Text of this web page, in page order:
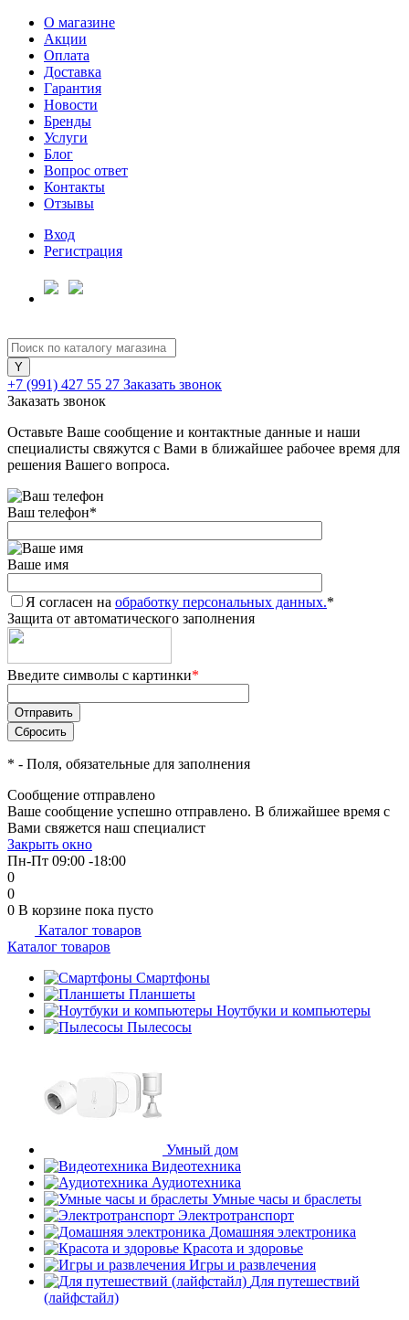
О магазине
Акции
Оплата
Доставка
Гарантия
Новости
Бренды
Услуги
Блог
Вопрос ответ
Контакты
Отзывы
Вход
Регистрация
+7 (991) 427 55 27 Заказать звонок
Заказать звонок
Оставьте Ваше сообщение и контактные данные и наши
специалисты свяжутся с Вами в ближайшее рабочее время для
решения Вашего вопроса.
Ваш телефон*
Ваше имя
Я согласен на обработку персональных данных.*
Защита от автоматического заполнения
Введите символы с картинки*
* - Поля, обязательные для заполнения
Сообщение отправлено
Ваше сообщение успешно отправлено. В ближайшее время с
Вами свяжется наш специалист
Закрыть окно
Пн-Пт 09:00 -18:00
0
0
0 В корзине пока пусто
Каталог товаров
Каталог товаров
Смартфоны
Планшеты
Ноутбуки и компьютеры
Пылесосы
Умный дом
Видеотехника
Аудиотехника
Умные часы и браслеты
Электротранспорт
Домашняя электроника
Красота и здоровье
Игры и развлечения
Для путешествий
(лайфстайл)
Для клиентов всех банков
Разбейте
оплатуна части
без переплат
График платежей
Сегодня
25%
Добавляйте товары
в корзину
Оплачивайте сегодня только
25% картой любого банка
Получайте товар
выбранный способом
Оставшиеся75% будут
списыватьсяс вашей карты
по
Подробнее
об оплате Плайтом
недели
plait.ru